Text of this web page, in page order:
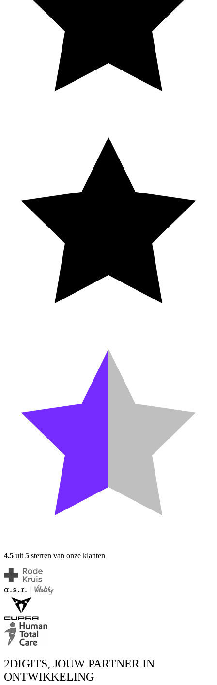
4.5 uit 5 sterren van onze klanten
2DIGITS, JOUW PARTNER IN
ONTWIKKELING